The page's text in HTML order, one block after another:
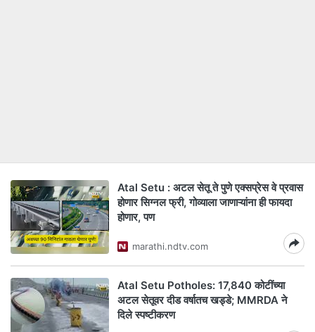
Atal Setu : अटल सेतू ते पुणे एक्सप्रेस वे प्रवास
होणार सिग्नल फ्री, गोव्याला जाणाऱ्यांना ही फायदा
होणार, पण
marathi.ndtv.com
Atal Setu Potholes: 17,840 कोटींच्या
अटल सेतूवर दीड वर्षातच खड्डे; MMRDA ने
दिले स्पष्टीकरण